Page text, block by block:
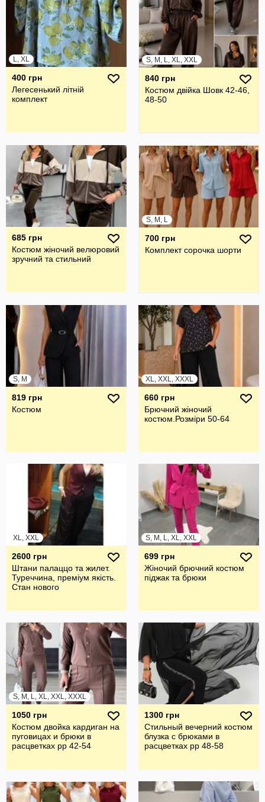
L, XL
400 грн
Легесенький літній
комплект
S, M, L, XL, XXL
840 грн
Костюм двійка Шовк 42-46,
48-50
685 грн
Костюм жіночий велюровий
зручний та стильний
S, M, L
700 грн
Комплект сорочка шорти
S, M
819 грн
Костюм
XL, XXL, XXXL
660 грн
Брючний жiночий
костюм.Розмiри 50-64
XL, XXL
2600 грн
Штани палаццо та жилет.
Туреччина, преміум якість.
Стан нового
S, M, L, XL, XXL
699 грн
Жіночий брючний костюм
піджак та брюки
S, M, L, XL, XXL, XXXL
1050 грн
Костюм двойка кардиган на
пуговицах и брюки в
расцветках рр 42-54
1300 грн
Стильный вечерний костюм
блузка с брюками в
расцветках рр 48-58